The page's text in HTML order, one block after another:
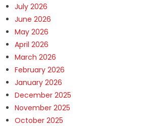
July 2026
June 2026
May 2026
April 2026
March 2026
February 2026
January 2026
December 2025
November 2025
October 2025